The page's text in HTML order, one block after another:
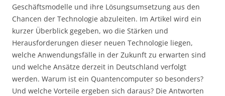
Geschäftsmodelle und ihre Lösungsumsetzung aus den
Chancen der Technologie abzuleiten. Im Artikel wird ein
kurzer Überblick gegeben, wo die Stärken und
Herausforderungen dieser neuen Technologie liegen,
welche Anwendungsfälle in der Zukunft zu erwarten sind
und welche Ansätze derzeit in Deutschland verfolgt
werden. Warum ist ein Quantencomputer so besonders?
Und welche Vorteile ergeben sich daraus? Die Antworten